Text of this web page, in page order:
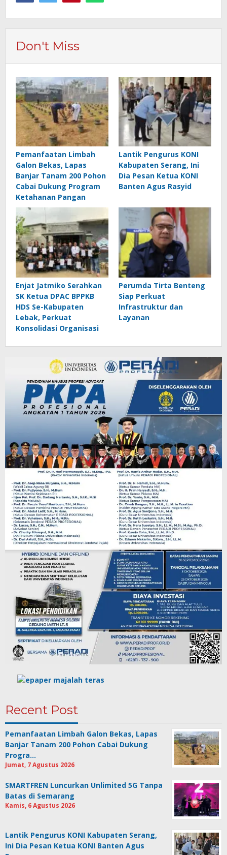
Don't Miss
Pemanfaatan Limbah
Galon Bekas, Lapas
Banjar Tanam 200 Pohon
Cabai Dukung Program
Ketahanan Pangan
Lantik Pengurus KONI
Kabupaten Serang, Ini
Dia Pesan Ketua KONI
Banten Agus Rasyid
Enjat Jatmiko Serahkan
SK Ketua DPAC BPPKB
HDS Se-Kabupaten
Lebak, Perkuat
Konsolidasi Organisasi
Perumda Tirta Benteng
Siap Perkuat
Infrastruktur dan
Layanan
Recent Post
Pemanfaatan Limbah Galon Bekas, Lapas
Banjar Tanam 200 Pohon Cabai Dukung
Progra…
Jumat, 7 Agustus 2026
SMARTFREN Luncurkan Unlimited 5G Tanpa
Batas di Semarang
Kamis, 6 Agustus 2026
Lantik Pengurus KONI Kabupaten Serang,
Ini Dia Pesan Ketua KONI Banten Agus